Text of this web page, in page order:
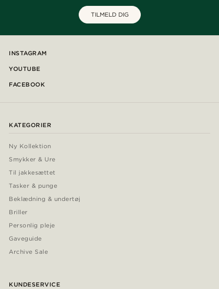
TILMELD DIG
INSTAGRAM
YOUTUBE
FACEBOOK
KATEGORIER
Ny Kollektion
Smykker & Ure
Til jakkesættet
Tasker & punge
Beklædning & undertøj
Briller
Personlig pleje
Gaveguide
Archive Sale
KUNDESERVICE